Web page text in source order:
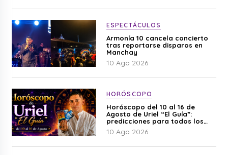
ESPECTÁCULOS
Armonía 10 cancela concierto
tras reportarse disparos en
Manchay
10 Ago 2026
HORÓSCOPO
Horóscopo del 10 al 16 de
Agosto de Uriel “El Guía”:
predicciones para todos los
signos del zodiaco aquí
10 Ago 2026